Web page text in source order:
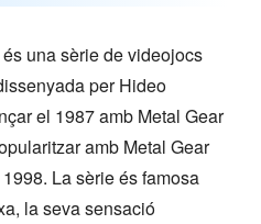
una sèrie de videojocs
per Hideo
el 1987 amb Metal Gear
amb Metal Gear
La sèrie és famosa
la seva sensació